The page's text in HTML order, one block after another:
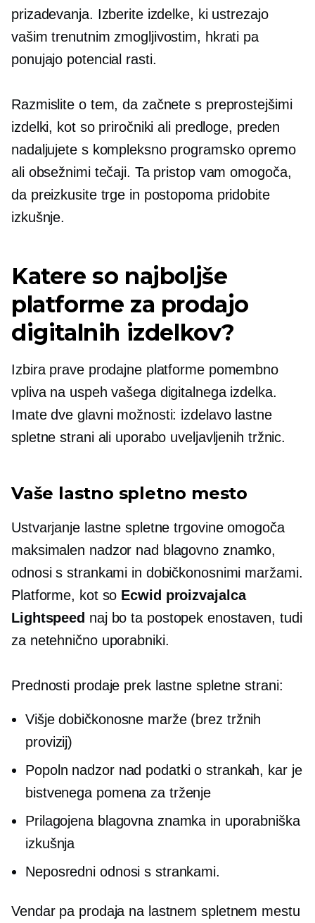
prizadevanja. Izberite izdelke, ki ustrezajo
vašim trenutnim zmogljivostim, hkrati pa
ponujajo potencial rasti.
Razmislite o tem, da začnete s preprostejšimi
izdelki, kot so priročniki ali predloge, preden
nadaljujete s kompleksno programsko opremo
ali obsežnimi tečaji. Ta pristop vam omogoča,
da preizkusite trge in postopoma pridobite
izkušnje.
Katere so najboljše
platforme za prodajo
digitalnih izdelkov?
Izbira prave prodajne platforme pomembno
vpliva na uspeh vašega digitalnega izdelka.
Imate dve glavni možnosti: izdelavo lastne
spletne strani ali uporabo uveljavljenih tržnic.
Vaše lastno spletno mesto
Ustvarjanje lastne spletne trgovine omogoča
maksimalen nadzor nad blagovno znamko,
odnosi s strankami in dobičkonosnimi maržami.
Platforme, kot so Ecwid proizvajalca
Lightspeed naj bo ta postopek enostaven, tudi
za netehničnouporabniki.
Prednosti prodaje prek lastne spletne strani:
Višje dobičkonosne marže (brez tržnih
provizij)
Popoln nadzor nad podatki o strankah, kar je
bistvenega pomena za trženje
Prilagojena blagovna znamka in uporabniška
izkušnja
Neposredni odnosi s strankami.
Vendar pa prodaja na lastnem spletnem mestu